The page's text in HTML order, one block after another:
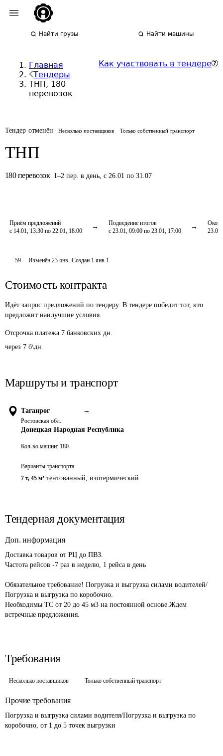
Найти грузы Найти машины
Главная
Тендеры
ТНП, 180
перевозок
Как участвовать в тендере
Тендер отменён Несколько поставщиков Только собственный транспорт
ТНП
180 перевозок 1–2 пер. в день,с 26.01 по 31.07
Приём предложений
с 14.01, 13:30 по 22.01, 18:00
Подведение итогов
с 23.01, 09:00 по 23.01, 17:00
59 Изменён23 янв. Создан 1 янв 1
Стоимость контракта
Идёт запрос предложений по тендеру. В тендере победит тот, кто
предложит наилучшие условия.
Отсрочка платежа 7 банковских дн.
через 7 б\дн
Маршруты и транспорт
Таганрог →
Ростовская обл.
Донецкая Народная Республика
Кол-во машин: 180
Варианты транспорта
7 т, 45 м³ тентованный, изотермический
Тендерная документация
Доп. информация
Доставка товаров от РЦ до ПВЗ.
Частота рейсов -7 раз в неделю, 1 рейса в день
Обязательное требование! Погрузка и выгрузка силами водителей/
Погрузка и выгрузка по коробочно.
Необходимы ТС от 20 до 45 м3	на постоянной основе.Ждем
Требования
Несколько поставщиков Только собственный транспорт
Прочие требования
Погрузка и выгрузка силами водителя/Погрузка и выгрузка по
коробочно, от 1 до 5 точек выгрузки